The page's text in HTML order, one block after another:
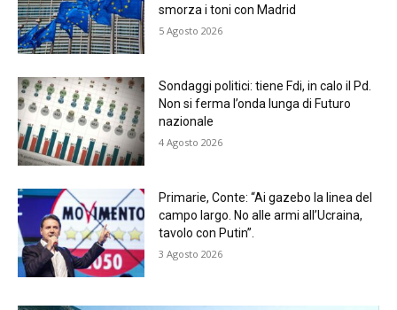
smorza i toni con Madrid
5 Agosto 2026
Sondaggi politici: tiene Fdi, in calo il Pd.
Non si ferma l’onda lunga di Futuro
nazionale
4 Agosto 2026
Primarie, Conte: “Ai gazebo la linea del
campo largo. No alle armi all’Ucraina,
tavolo con Putin”.
3 Agosto 2026